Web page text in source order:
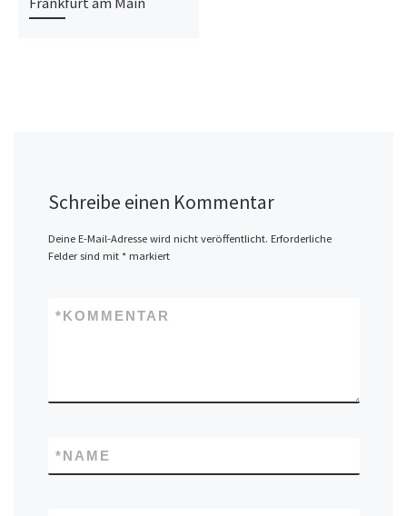
Schreibe einen Kommentar
Deine E-Mail-Adresse wird nicht veröffentlicht. Erforderliche
Felder sind mit *markiert
KOMMENTAR
*
NAME
*